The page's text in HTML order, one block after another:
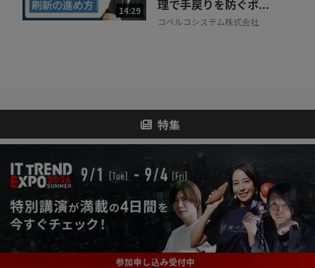
14:29
理で手戻りを防ぐポ...
コベルコシステム株式会社
特集